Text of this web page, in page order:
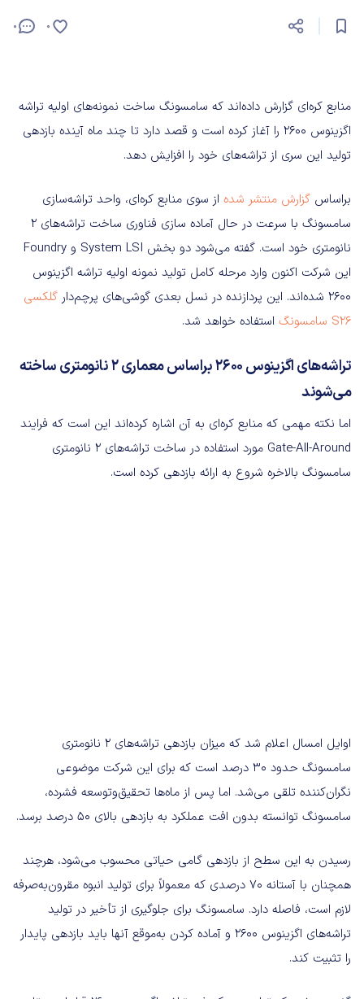
0 0
منابع کره‌ای گزارش داده‌اند که سامسونگ ساخت نمونه‌های اولیه تراشه
اگزینوس ۲۶۰۰ را آغاز کرده است و قصد دارد تا چند ماه آینده بازدهی
تولید این سری از تراشه‌های خود را افزایش دهد.
براساس گزارش منتشر شده از سوی منابع کره‌ای، واحد تراشه‌سازی
سامسونگ با سرعت در حال آماده سازی فناوری ساخت تراشه‌های ۲
نانومتری خود است. گفته می‌شود دو بخش System LSI و Foundry
این شرکت اکنون وارد مرحله کامل تولید نمونه اولیه تراشه اگزینوس
۲۶۰۰ شده‌اند. این پردازنده در نسل بعدی گوشی‌های پرچم‌دار
گلکسی
S26 سامسونگ
استفاده خواهد شد.
تراشه‌های اگزینوس ۲۶۰۰ براساس معماری ۲ نانومتری ساخته
می‌شوند
اما نکته مهمی که منابع کره‌ای به آن اشاره کرده‌اند این است که فرایند
Gate-All-Around مورد استفاده در ساخت تراشه‌های ۲ نانومتری
سامسونگ بالاخره شروع به ارائه بازدهی کرده است.
اوایل امسال اعلام شد که میزان بازدهی تراشه‌های ۲ نانومتری
سامسونگ حدود ۳۰ درصد است که برای این شرکت موضوعی
نگران‌کننده تلقی می‌شد. اما پس از ماه‌ها تحقیق‌وتوسعه فشرده،
سامسونگ توانسته بدون افت عملکرد به بازدهی بالای ۵۰ درصد برسد.
رسیدن به این سطح از بازدهی گامی حیاتی محسوب می‌شود، هرچند
همچنان با آستانه ۷۰ درصدی که معمولاً برای تولید انبوه مقرون‌به‌صرفه
لازم است، فاصله دارد. سامسونگ برای جلوگیری از تأخیر در تولید
تراشه‌های اگزینوس ۲۶۰۰ و آماده کردن به‌موقع آنها باید بازدهی پایدار
را تثبیت کند.